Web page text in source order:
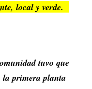
local y verde.
tuvo que
la primera planta